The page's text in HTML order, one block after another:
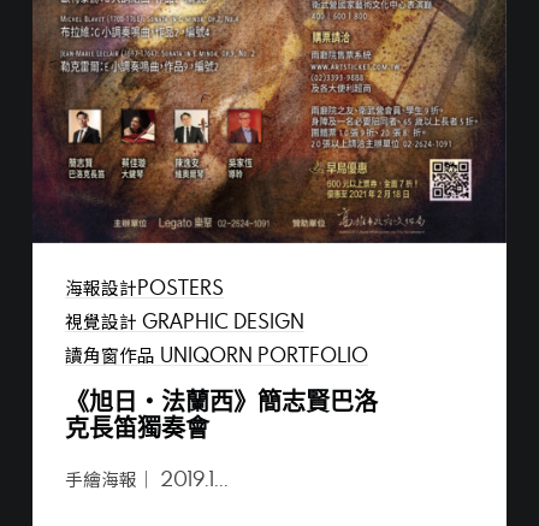
海報設計POSTERS
視覺設計 GRAPHIC DESIGN
讀角窗作品 UNIQORN PORTFOLIO
《旭日・法蘭西》簡志賢巴洛
克長笛獨奏會
手繪海報｜ 2019.1...
CONTACT US
影片製作｜視覺設計
eric@uniqorn.com.tw